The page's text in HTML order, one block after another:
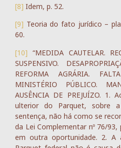
[8] Idem, p. 52.
[9] Teoria do fato jurídico –
60.
[10] “MEDIDA CAUTELAR.
SUSPENSIVO.
REFORMA AGRÁRIA.
MINISTÉRIO PÚBLICO.
AUSÊNCIA DE PREJUÍZO. 1.
ulterior do Parquet, sobre
sentença, não há como se
da Lei Complementar nº 76/
em outra oportunidade. 2. A